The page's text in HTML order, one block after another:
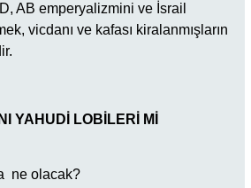
AB emperyalizmini ve İsrail
vicdanı ve kafası kiralanmışların
YAHUDİ LOBİLERİ Mİ
ne olacak?